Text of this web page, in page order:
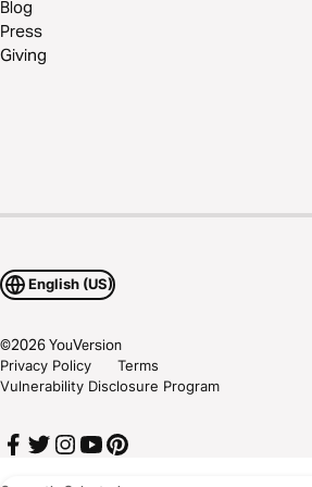
Blog
Press
Giving
English (US)
©2026YouVersion
Privacy Policy
Terms
Vulnerability Disclosure Program